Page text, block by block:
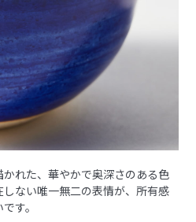
れた、華やかで奥深さのある色
ない唯一無二の表情が、所有感
す。